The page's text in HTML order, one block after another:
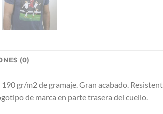
(0)
gr/m2 de gramaje. Gran acabado.
de marca en parte trasera del cuello.